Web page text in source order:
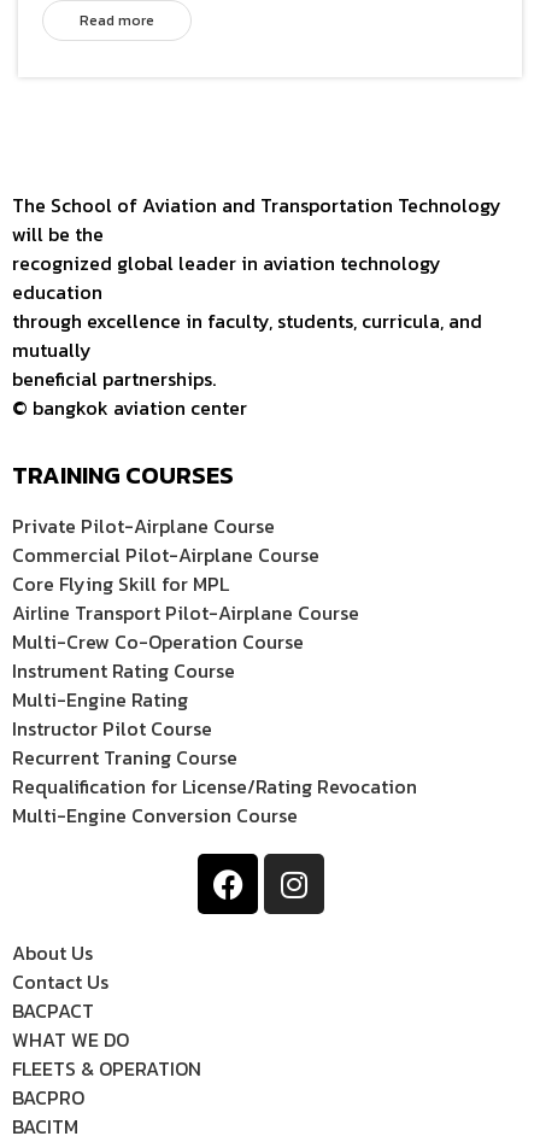
Read more
The School of Aviation and Transportation Technology
will be the
recognized global leader in aviation technology
education
through excellence in faculty, students, curricula, and
mutually
beneficial partnerships.
© bangkok aviation center
TRAINING COURSES
Private Pilot-Airplane Course
Commercial Pilot-Airplane Course
Core Flying Skill for MPL
Airline Transport Pilot-Airplane Course
Multi-Crew Co-Operation Course
Instrument Rating Course
Multi-Engine Rating
Instructor Pilot Course
Recurrent Traning Course
Requalification for License/Rating Revocation
Multi-Engine Conversion Course
About Us
Contact Us
BACPACT
WHAT WE DO
FLEETS & OPERATION
BACPRO
BACITM